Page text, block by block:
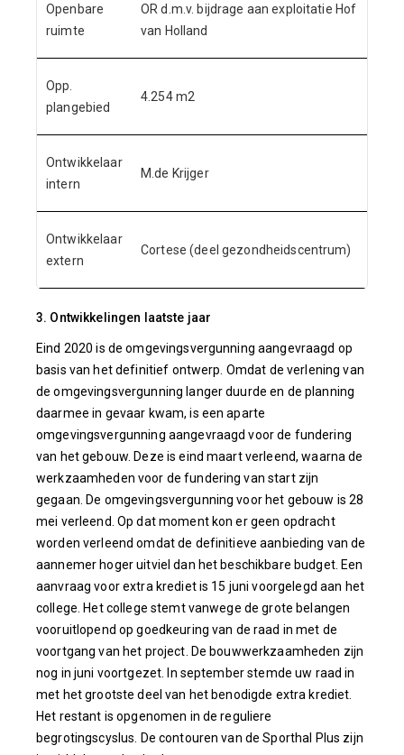
Openbare
ruimte
OR d.m.v. bijdrage aan exploitatie Hof
van Holland
Opp.
plangebied
4.254 m2
Ontwikkelaar
intern
M.de Krijger
Ontwikkelaar
extern
Cortese (deel gezondheidscentrum)
3. Ontwikkelingen laatste jaar
Eind 2020 is de omgevingsvergunning aangevraagd op
basis van het definitief ontwerp. Omdat de verlening van
de omgevingsvergunning langer duurde en de planning
daarmee in gevaar kwam, is een aparte
omgevingsvergunning aangevraagd voor de fundering
van het gebouw. Deze is eind maart verleend, waarna de
werkzaamheden voor de fundering van start zijn
gegaan. De omgevingsvergunning voor het gebouw is 28
mei verleend. Op dat moment kon er geen opdracht
worden verleend omdat de definitieve aanbieding van de
aannemer hoger uitviel dan het beschikbare budget. Een
aanvraag voor extra krediet is 15 juni voorgelegd aan het
college. Het college stemt vanwege de grote belangen
vooruitlopend op goedkeuring van de raad in met de
voortgang van het project. De bouwwerkzaamheden zijn
nog in juni voortgezet. In september stemde uw raad in
met het grootste deel van het benodigde extra krediet.
Het restant is opgenomen in de reguliere
begrotingscyslus. De contouren van de Sporthal Plus zijn